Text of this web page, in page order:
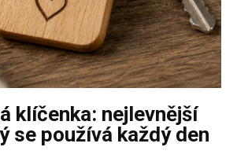
klíčenka: nejlevnější
se používá každý den